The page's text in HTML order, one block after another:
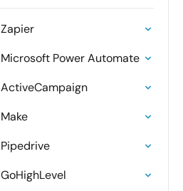
Power Automate